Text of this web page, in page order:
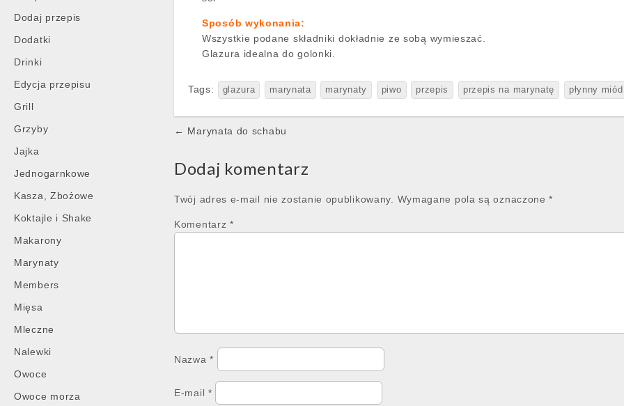
Dodaj przepis
Dodatki
Drinki
Edycja przepisu
Grill
Grzyby
Jajka
Jednogarnkowe
Kasza, Zbożowe
Koktajle i Shake
Makarony
Marynaty
Members
Mięsa
Mleczne
Nalewki
Owoce
Owoce morza
Sposób wykonania:
Wszystkie podane składniki dokładnie ze sobą wymieszać.
Glazura idealna do golonki.
Tags: glazura marynata marynaty piwo przepis przepis na marynatę płynny miód
Post
← Marynata do schabu
Dodaj komentarz
Twój adres e-mail nie zostanie opublikowany. Wymagane pola są oznaczone*
Komentarz *
Nazwa*
E-mail *